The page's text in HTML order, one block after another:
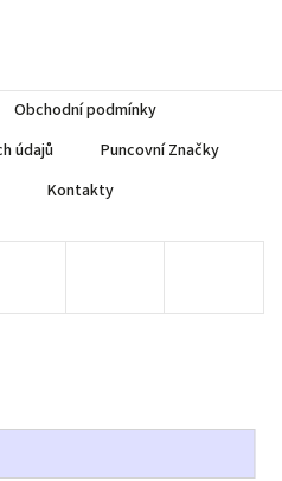
Obchodní podmínky
údajů
Puncovní Značky
Kontakty